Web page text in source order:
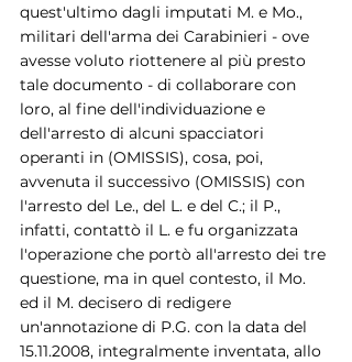
quest'ultimo dagli imputati M. e Mo.,
militari dell'arma dei Carabinieri - ove
avesse voluto riottenere al più presto
tale documento - di collaborare con
loro, al fine dell'individuazione e
dell'arresto di alcuni spacciatori
operanti in (OMISSIS), cosa, poi,
avvenuta il successivo (OMISSIS) con
l'arresto del Le., del L. e del C.; il P.,
infatti, contattò il L. e fu organizzata
l'operazione che portò all'arresto dei tre
questione, ma in quel contesto, il Mo.
ed il M. decisero di redigere
un'annotazione di P.G. con la data del
15.11.2008, integralmente inventata, allo